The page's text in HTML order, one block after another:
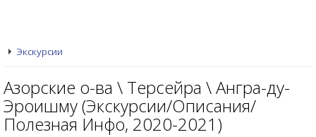
Экскурсии
Азорские о-ва \ Терсейра \ Ангра-ду-
Эроишму (Экскурсии/Описания/
Полезная Инфо, 2020-2021)